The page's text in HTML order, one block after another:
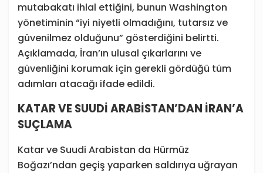
mutabakatı ihlal ettiğini, bunun Washington
yönetiminin “iyi niyetli olmadığını, tutarsız ve
güvenilmez olduğunu” gösterdiğini belirtti.
Açıklamada, İran’ın ulusal çıkarlarını ve
güvenliğini korumak için gerekli gördüğü tüm
adımları atacağı ifade edildi.
KATAR VE SUUDİARABİSTAN’DAN İRAN’A
SUÇLAMA
Katar ve Suudi Arabistan da Hürmüz
Boğazı’ndan geçiş yaparken saldırıya uğrayan